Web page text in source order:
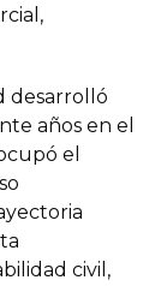
desarrolló
años en el
el
civil,